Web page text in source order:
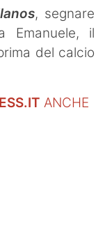
, segnare
Emanuele, il
del calcio
ANCHE